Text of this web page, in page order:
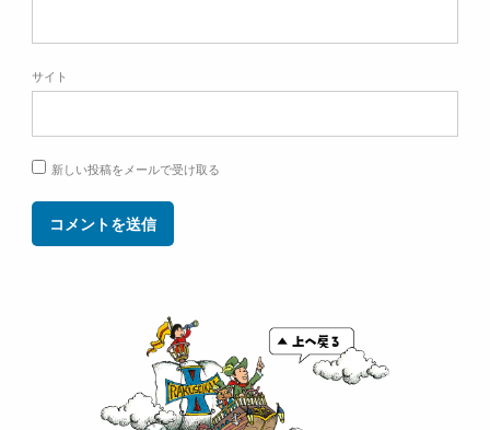
サイト
新しい投稿をメールで受け取る